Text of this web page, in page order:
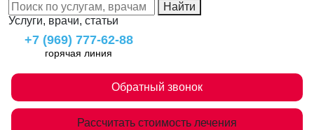
Найти
Услуги, врачи, статьи
+7 (969) 777-62-88
горячая линия
Обратный звонок
Рассчитать стоимость лечения